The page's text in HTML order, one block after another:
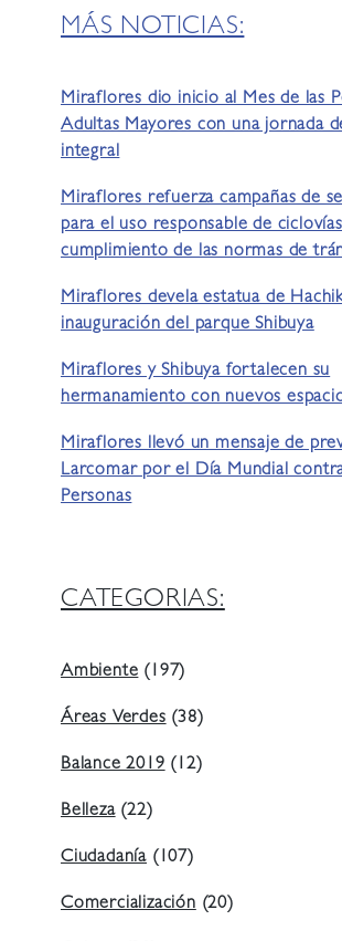
MÁS NOTICIAS:
Miraflores dio inicio al Mes de las
Adultas Mayores con una jornada
integral
Miraflores refuerza campañas de
para el uso responsable de
cumplimiento de las normas de
Miraflores devela estatua de
inauguración del parque Shibuya
Miraflores y Shibuya fortalecen su
hermanamiento con nuevos
Miraflores llevó un mensaje de
Larcomar por el Día Mundial
Personas
CATEGORIAS:
Ambiente(197)
Áreas Verdes(38)
Balance 2019(12)
Belleza(22)
Ciudadanía (107)
Comercialización(20)